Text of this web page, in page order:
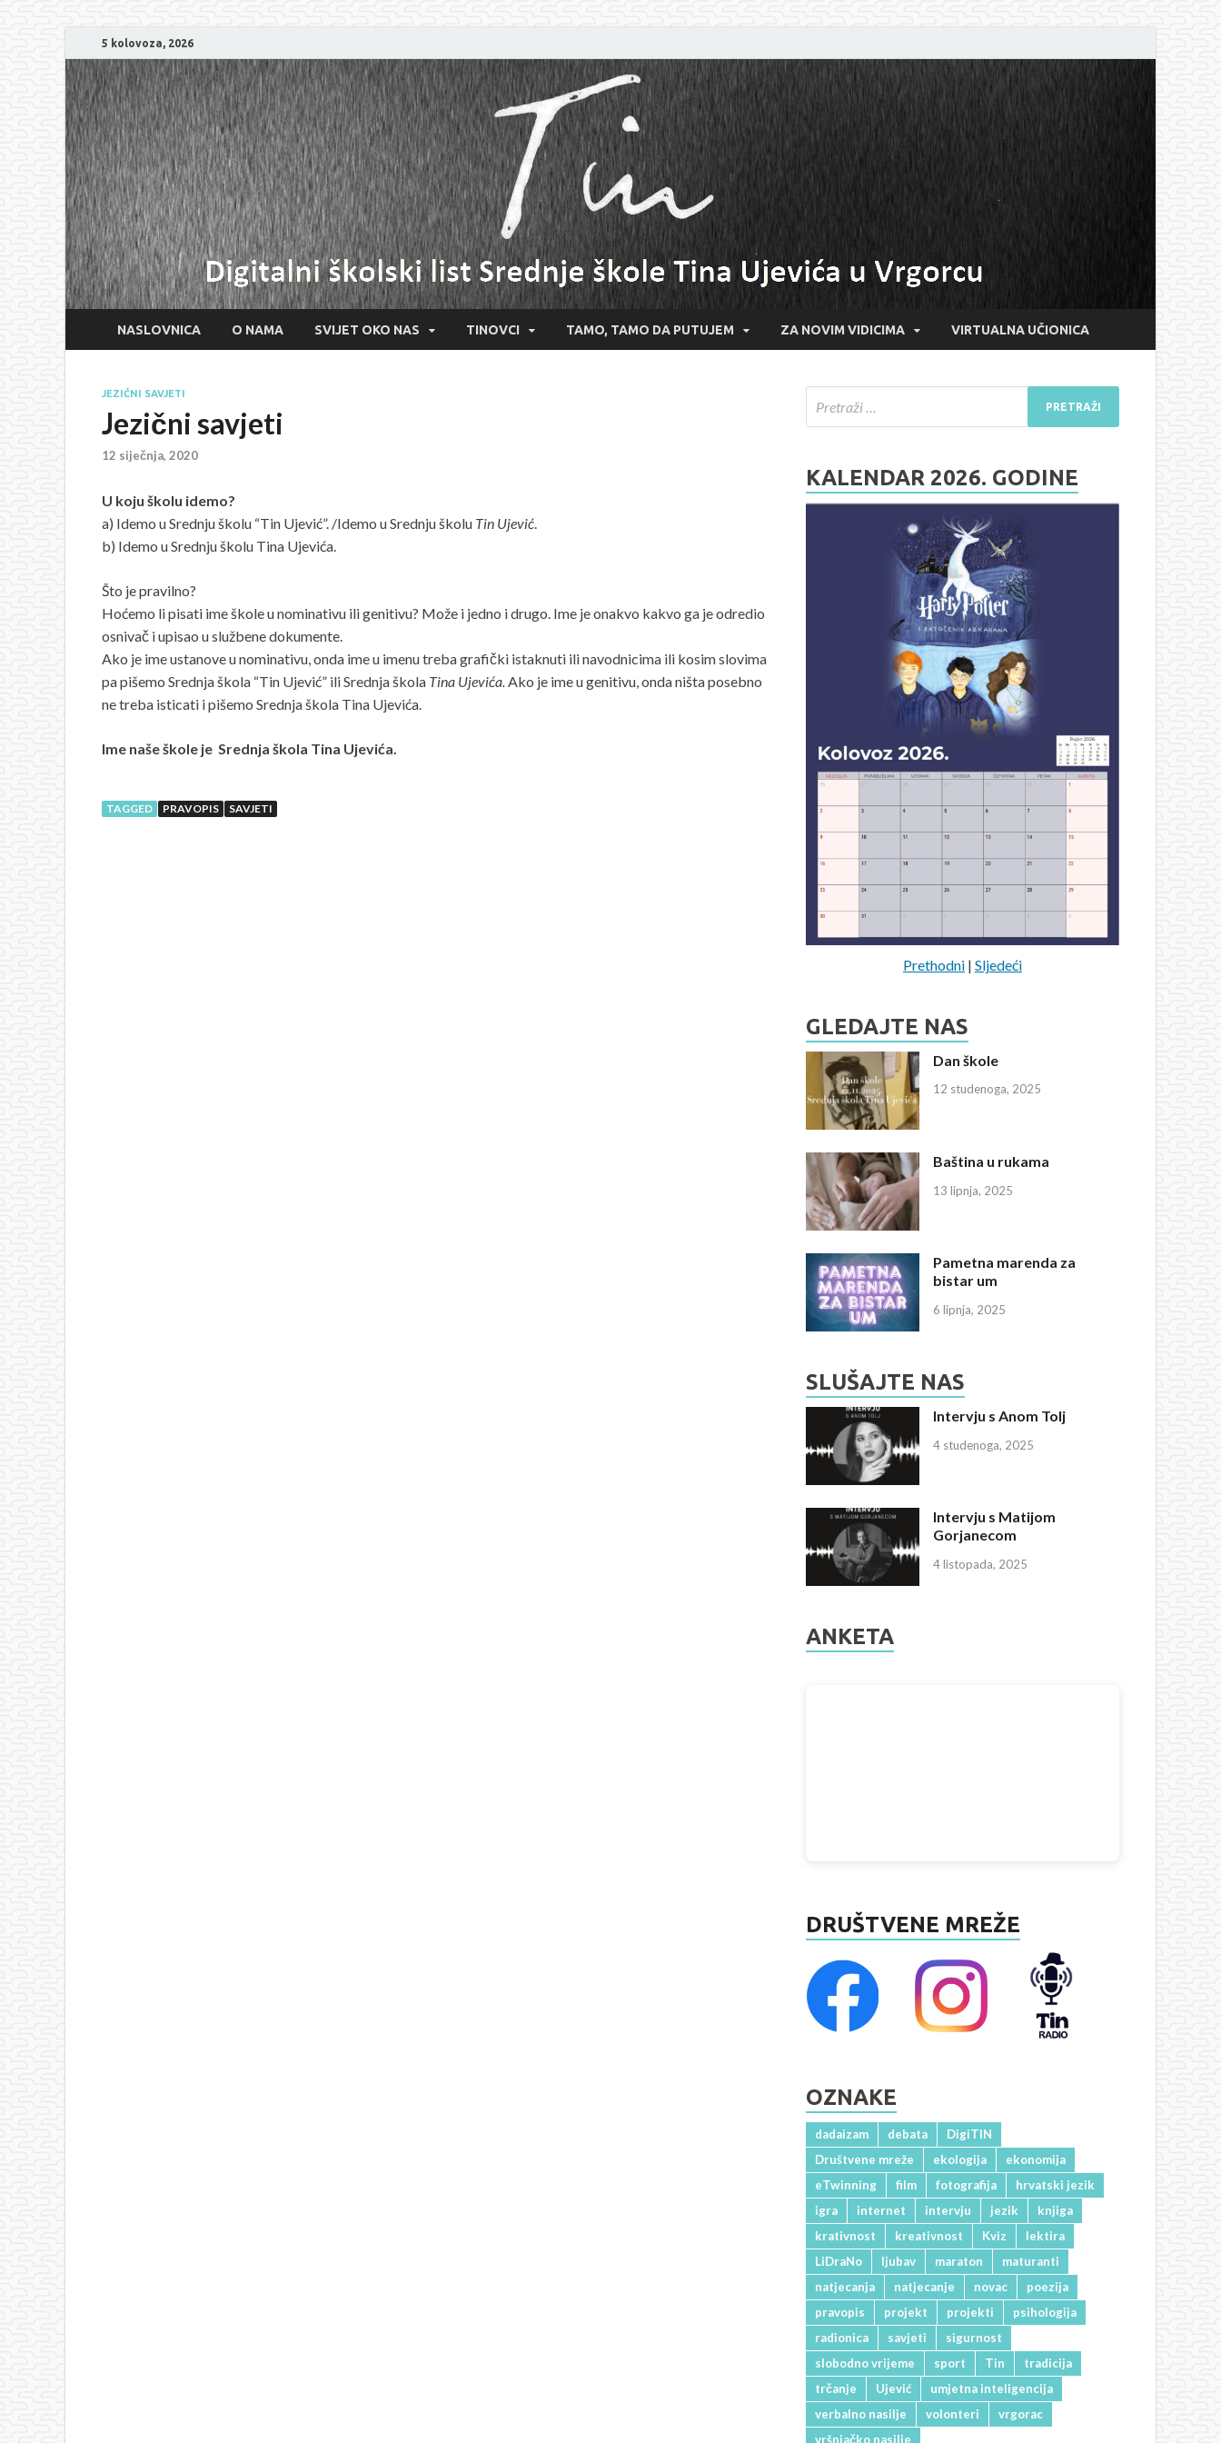
5 kolovoza, 2026
NASLOVNICA O NAMA SVIJET OKO NAS TINOVCI TAMO, TAMO DA PUTUJEM ZA NOVIM VIDICIMA VIRTUALNA UČIONICA
JEZIČNI SAVJETI
Jezični savjeti
12 siječnja, 2020
U koju školu idemo?
a) Idemo u Srednju školu “Tin Ujević”. /Idemo u Srednju školu Tin Ujević.
b) Idemo u Srednju školu Tina Ujevića.
Što je pravilno?
Hoćemo li pisati ime škole u nominativu ili genitivu? Može i jedno i drugo. Ime je onakvo kakvo ga je odredio
osnivač i upisao u službene dokumente.
Ako je ime ustanove u nominativu, onda ime u imenu treba grafički istaknuti ili navodnicima ili kosim slovima
pa pišemo Srednja škola “Tin Ujević” ili Srednja škola Tina Ujevića.Ako je ime u genitivu, onda ništa posebno
ne treba isticati i pišemo Srednja škola Tina Ujevića.
Ime naše škole je Srednja škola Tina Ujevića.
TAGGED PRAVOPIS SAVJETI
KALENDAR 2026. GODINE
Prethodni |Sljedeći
GLEDAJTE NAS
Dan škole
12 studenoga, 2025
Baština u rukama
13 lipnja, 2025
Pametna marenda za
bistar um
6 lipnja, 2025
SLUŠAJTE NAS
Intervju s Anom Tolj
4 studenoga, 2025
Intervju s Matijom
Gorjanecom
4 listopada, 2025
ANKETA
DRUŠTVENE MREŽE
OZNAKE
dadaizam debata
DigiTIN
Društvene mreže
ekologija
ekonomija
eTwinning
film fotografija
hrvatski jezik
igra
internet intervju jezik
knjiga
krativnost
kreativnost Kviz
lektira
LiDraNo
ljubav maraton
maturanti
natjecanja
natjecanje novac
poezija
pravopis
projekt projekti
psihologija
radionica
savjeti
sigurnost
slobodno vrijeme
sport Tin
tradicija
trčanje
Ujević
umjetna inteligencija
verbalno nasilje
volonteri
vrgorac
vršnjačko nasilje